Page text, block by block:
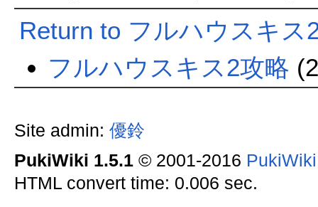
Return to フルハウスキス
フルハウスキス2攻略
Site admin: 優鈴
PukiWiki 1.5.1© 2001-2016
HTML convert time: 0.006 sec.